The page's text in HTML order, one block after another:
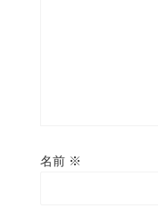
名前 ※